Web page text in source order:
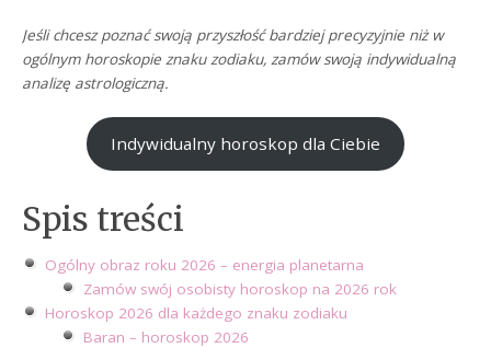
Jeśli chcesz poznać swoją przyszłość bardziej precyzyjnie niż w
ogólnym horoskopie znaku zodiaku, zamów swoją indywidualną
analizę astrologiczną.
Indywidualny horoskop dla Ciebie
Spis treści
Ogólny obraz roku 2026 – energia planetarna
Zamów swój osobisty horoskop na 2026 rok
Horoskop 2026 dla każdego znaku zodiaku
Baran – horoskop 2026